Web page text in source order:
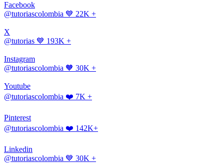
Facebook
@tutoriascolombia 💙 22K +
X
@tutorias 💙 193K +
Instagram
@tutoriascolombia 🧡 30K +
Youtube
@tutoriascolombia ❤️ 7K +
Pinterest
@tutoriascolombia ❤️ 142K+
Linkedin
@tutoriascolombia 💙 30K +